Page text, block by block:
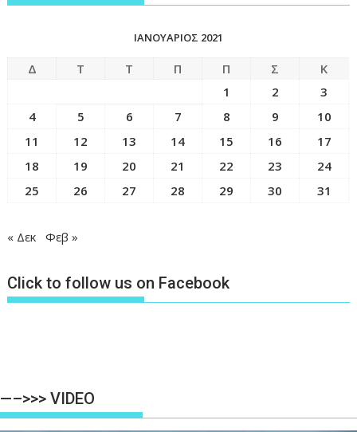
ΙΑΝΟΥΆΡΙΟΣ 2021
Δ Τ Τ Π Π Σ
Κ
1
2
3
4
5 6 7 8 9
10
11
12 13 14 15 16
17
18
19 20 21 22 23
24
25
26 27 28 29 30 31
« Δεκ Φεβ »
Click to follow us on Facebook
—–>>> VIDEO